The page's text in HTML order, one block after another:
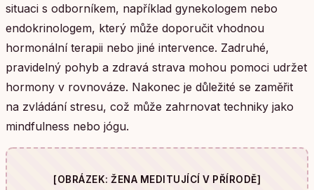
situaci s odborníkem, například gynekologem nebo
endokrinologem, který může doporučit vhodnou
hormonální terapii nebo jiné intervence. Zadruhé,
pravidelný pohyb a zdravá strava mohou pomoci udržet
hormony v rovnováze. Nakonec je důležité se zaměřit
na zvládání stresu, což může zahrnovat techniky jako
mindfulness nebo jógu.
[OBRÁZEK: ŽENA MEDITUJÍCÍ V PŘÍRODĚ]